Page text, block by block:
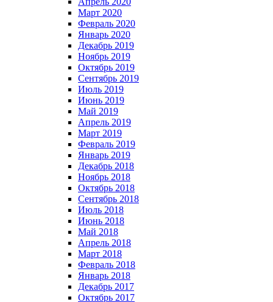
Март 2020
Февраль 2020
Январь 2020
Декабрь 2019
Ноябрь 2019
Октябрь 2019
Сентябрь 2019
Июль 2019
Июнь 2019
Май 2019
Апрель 2019
Март 2019
Февраль 2019
Январь 2019
Декабрь 2018
Ноябрь 2018
Октябрь 2018
Сентябрь 2018
Июль 2018
Июнь 2018
Май 2018
Апрель 2018
Март 2018
Февраль 2018
Январь 2018
Декабрь 2017
Октябрь 2017